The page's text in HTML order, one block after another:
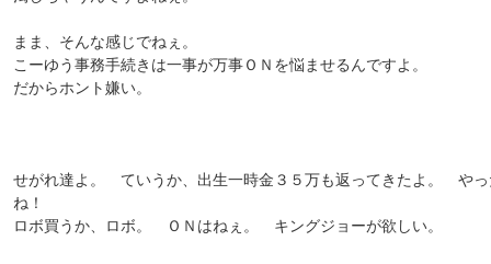
まま、そんな感じでねぇ。
こーゆう事務手続きは一事が万事ＯＮを悩ませるんですよ。
だからホント嫌い。
せがれ達よ。 ていうか、出生一時金３５万も返ってきたよ。 やっ
ね！
ロボ買うか、ロボ。 ＯＮはねぇ。 キングジョーが欲しい。